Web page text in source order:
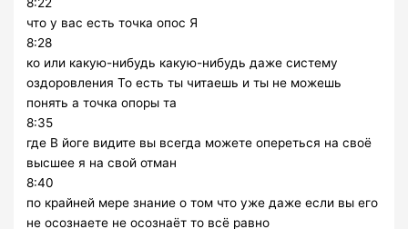
8:22
что у вас есть точка опос Я
8:28
ко или какую-нибудь какую-нибудь даже систему
оздоровления То есть ты читаешь и ты не можешь
понять а точка опоры та
8:35
где В йоге видите вы всегда можете опереться на своё
высшее я на свой отман
8:40
по крайней мере знание о том что уже даже если вы его
не осознаете не осознаёт то всё равно